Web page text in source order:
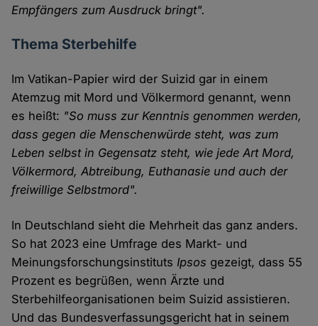
Empfängers zum Ausdruck bringt".
Thema Sterbehilfe
Im Vatikan-Papier wird der Suizid gar in einem
Atemzug mit Mord und Völkermord genannt, wenn
es heißt: "So muss zur Kenntnis genommen werden,
dass gegen die Menschenwürde steht, was zum
Leben selbst in Gegensatz steht, wie jede Art Mord,
Völkermord, Abtreibung, Euthanasie und auch der
freiwillige Selbstmord".
In Deutschland sieht die Mehrheit das ganz anders.
So hat 2023 eine Umfrage des Markt- und
MeinungsforschungsinstitutsIpsos gezeigt, dass 55
Prozent es begrüßen, wenn Ärzte und
Sterbehilfeorganisationen beim Suizid assistieren.
Und das Bundesverfassungsgericht hat in seinem